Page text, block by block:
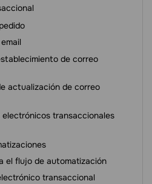
de correo
actualización de correo
transaccionales
el flujo de automatización
transaccional